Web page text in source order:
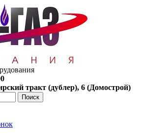
тракт (дублер), 6 (Домострой)
Поиск